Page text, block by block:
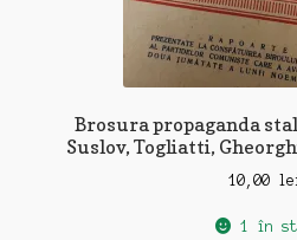
Brosura propaganda
Suslov, Togliatti,
10,00 lei
1 în